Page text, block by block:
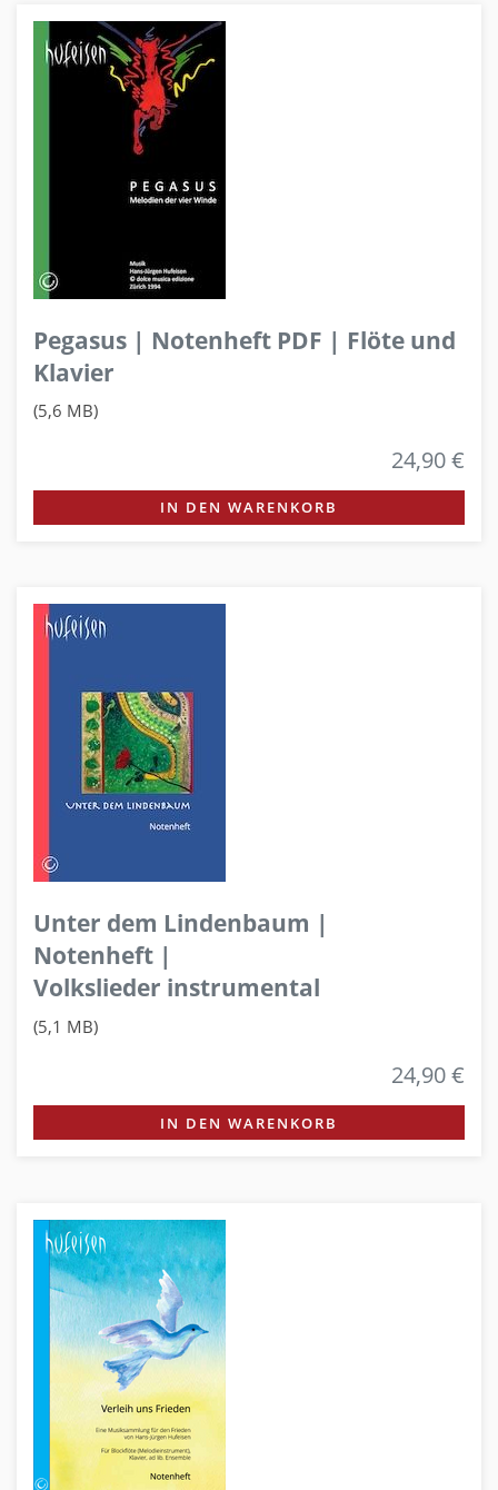
Pegasus | Notenheft PDF | Flöte und
Klavier
(5,6 MB)
24,90 €
IN DEN WARENKORB
Unter dem Lindenbaum |
Notenheft |
Volkslieder instrumental
(5,1 MB)
24,90 €
IN DEN WARENKORB